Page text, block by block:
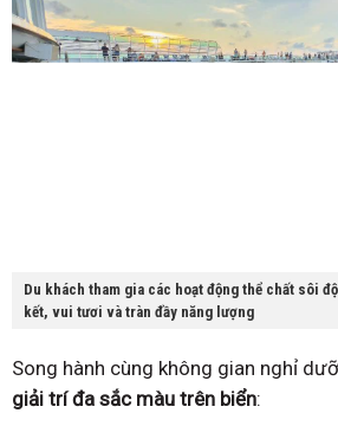
Du khách tham gia các hoạt động thể chất sôi
kết, vui tươi và tràn đầy năng lượng
Song hành cùng không gian nghỉ
giải trí đa sắc màu trên biển: